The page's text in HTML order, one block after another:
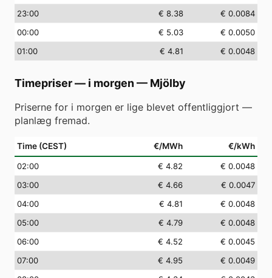
23:00 € 8.38
€ 0.0084
00:00 € 5.03
€ 0.0050
01:00 € 4.81 € 0.0048
Timepriser — i morgen — Mjölby
Priserne for i morgen er lige blevet offentliggjort —
planlæg fremad.
Time (CEST) €/MWh €/kWh
02:00 € 4.82
€ 0.0048
03:00 € 4.66
€ 0.0047
04:00 € 4.81
€ 0.0048
05:00 € 4.79
€ 0.0048
06:00 € 4.52
€ 0.0045
07:00 € 4.95
€ 0.0049